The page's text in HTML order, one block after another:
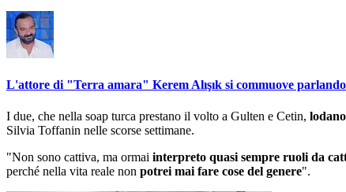
L'attore di "Terra amara" Kerem Alışık si commuove
I due, che nella soap turca prestano il volto a Gulten e Cetin,
Silvia Toffanin nelle scorse settimane.
"Non sono cattiva, ma ormai interpreto quasi sempre ruoli da
perché nella vita reale non potrei mai fare cose del genere".